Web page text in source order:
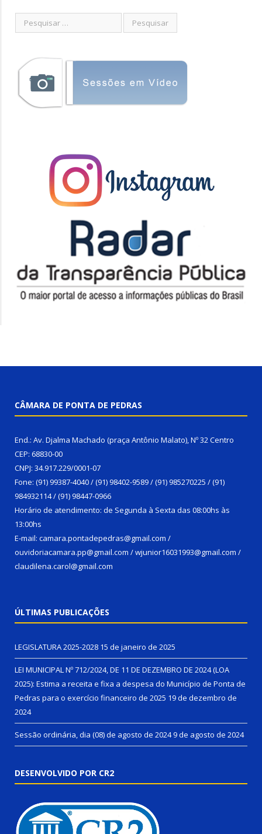
CÂMARA DE PONTA DE PEDRAS
End.: Av. Djalma Machado (praça Antônio Malato), Nº 32 Centro
CEP: 68830-00
CNPJ: 34.917.229/0001-07
Fone: (91) 99387-4040 / (91) 98402-9589 / (91) 985270225 / (91)
984932114 / (91) 98447-0966
Horário de atendimento: de Segunda à Sexta das 08:00hs às
13:00hs
E-mail: camara.pontadepedras@gmail.com /
ouvidoriacamara.pp@gmail.com / wjunior16031993@gmail.com /
claudilena.carol@gmail.com
ÚLTIMAS PUBLICAÇÕES
LEGISLATURA 2025-2028 15 de janeiro de 2025
LEI MUNICIPAL Nº 712/2024, DE 11 DE DEZEMBRO DE 2024 (LOA
2025): Estima a receita e fixa a despesa do Município de Ponta de
Pedras para o exercício financeiro de 2025 19 de dezembro de
2024
Sessão ordinária, dia (08) de agosto de 20249 de agosto de 2024
DESENVOLVIDO POR CR2